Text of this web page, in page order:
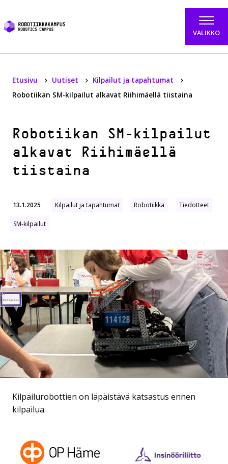
VALIKKO
Etusivu Uutiset
Kilpailut ja tapahtumat
Robotiikan SM-kilpailut alkavat Riihimäellä tiistaina
Robotiikan SM-kilpailut
alkavat Riihimäellä
tiistaina
13.1.2025 Kilpailut ja tapahtumat Robotiikka Tiedotteet
SM-kilpailut
Kilpailurobottien on läpäistävä katsastus ennen
kilpailua.